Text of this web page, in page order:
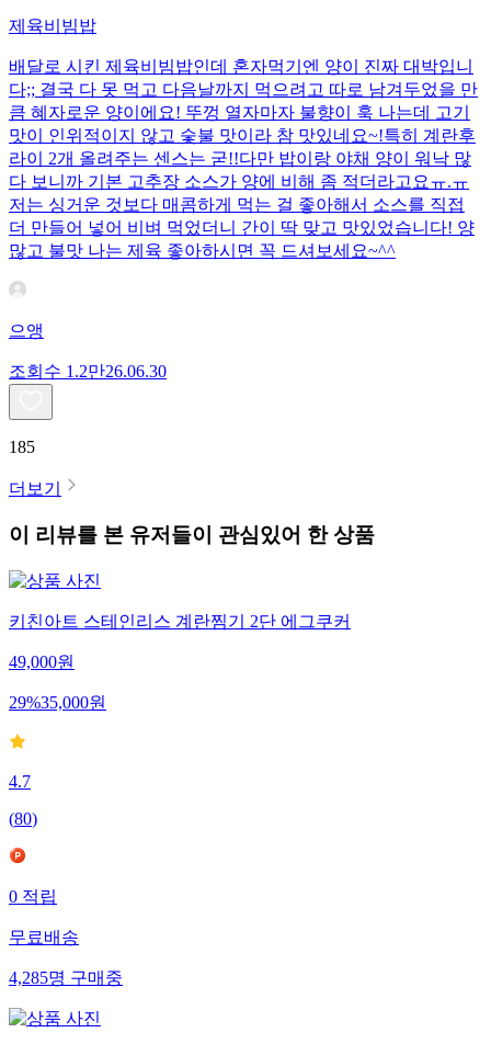
제육비빔밥
배달로 시킨 제육비빔밥인데 혼자먹기엔 양이 진짜 대박입니
다;; 결국 다 못 먹고 다음날까지 먹으려고 따로 남겨두었을 만
큼 혜자로운 양이에요! 뚜껑 열자마자 불향이 훅 나는데 고기
맛이 인위적이지 않고 숯불 맛이라 참 맛있네요~!특히 계란후
라이 2개 올려주는 센스는 굳!! ​다만 밥이랑 야채 양이 워낙 많
다 보니까 기본 고추장 소스가 양에 비해 좀 적더라고요ㅠ.ㅠ
저는 싱거운 것보다 매콤하게 먹는 걸 좋아해서 소스를 직접
더 만들어 넣어 비벼 먹었더니 간이 딱 맞고 맛있었습니다! 양
많고 불맛 나는 제육 좋아하시면 꼭 드셔보세요~^^
으앵
조회수 1.2만26.06.30
185
더보기
이 리뷰를 본 유저들이 관심있어 한 상품
키친아트 스테인리스 계란찜기 2단 에그쿠커
49,000원
29%35,000원
4.7
(80)
0 적립
무료배송
4,285명 구매중